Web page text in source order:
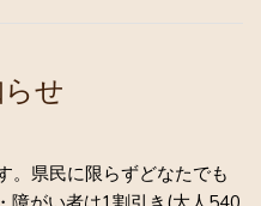
せ
。県民に限らずどなたでも